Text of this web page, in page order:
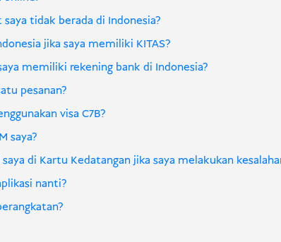
tidak berada di Indonesia?
jika saya memiliki KITAS?
memiliki rekening bank di Indonesia?
pesanan?
visa C7B?
saya?
di Kartu Kedatangan jika saya melakukan
nanti?